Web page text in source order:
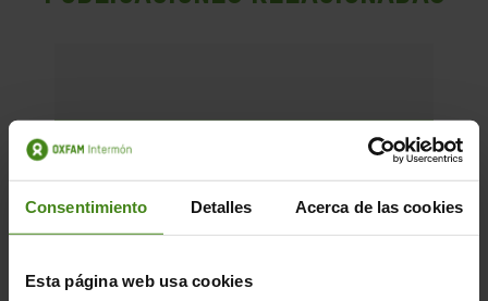
Consentimiento Detalles Acerca de las cookies
Esta página web usa cookies